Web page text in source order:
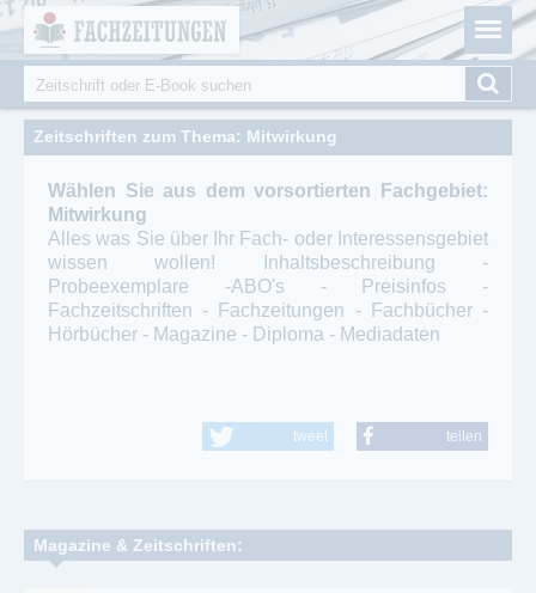
Fachzeitungen.de - Das unabhängige Portal für
Fachmagazine Fachpublikationen & eBooks
Suchformular
Suche
Zeitschriften zum Thema: Mitwirkung
Wählen Sie aus dem vorsortierten Fachgebiet:
Mitwirkung
Alles was Sie über Ihr Fach- oder Interessensgebiet
wissen wollen! Inhaltsbeschreibung -
Probeexemplare -ABO's - Preisinfos -
Fachzeitschriften - Fachzeitungen - Fachbücher -
Hörbücher - Magazine - Diploma - Mediadaten
tweet teilen
Magazine & Zeitschriften:
Cookie-Einstellungen